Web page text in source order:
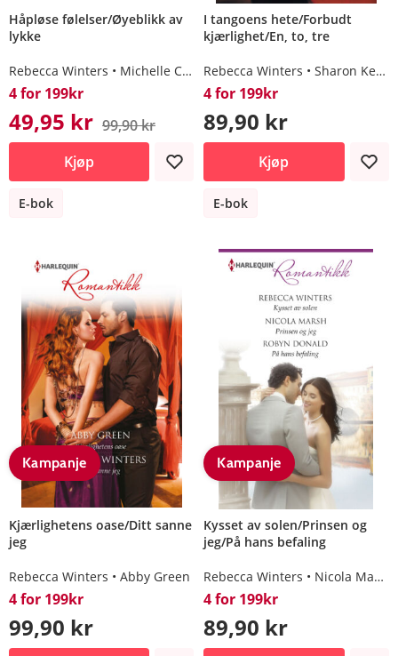
Håpløse følelser/Øyeblikk av
lykke
Rebecca Winters Michelle Conder
4 for 199kr
49,95 kr 99,90 kr
Kjøp
E-bok
I tangoens hete/Forbudt
kjærlighet/En, to, tre
Rebecca Winters Sharon Kendrick
4 for 199kr
89,90 kr
Kjøp
E-bok
Kampanje
Kjærlighetens oase/Ditt sanne
jeg
Rebecca Winters Abby Green
4 for 199kr
99,90 kr
Kampanje
Kysset av solen/Prinsen og
jeg/På hans befaling
Rebecca Winters Nicola Marsh
4 for 199kr
89,90 kr